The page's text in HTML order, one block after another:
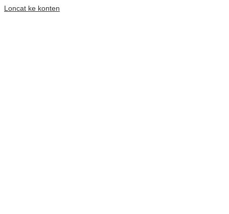
Loncat ke konten